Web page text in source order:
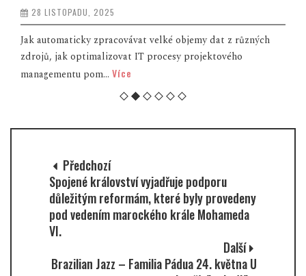
28 LISTOPADU, 2025
Jak automaticky zpracovávat velké objemy dat z různých
zdrojů, jak optimalizovat IT procesy projektového
managementu pom... Více
Předchozí
Spojené království vyjadřuje podporu
důležitým reformám, které byly provedeny
pod vedením marockého krále Mohameda
VI.
Další
Brazilian Jazz – Familia Pádua 24. května U